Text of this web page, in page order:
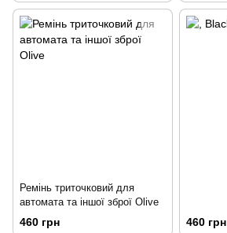
Ремінь триточковий для
автомата та іншої зброї Olive
460 грн 460 грн